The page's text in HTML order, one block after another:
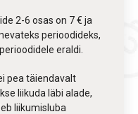
2-6 osas on 7 € ja
perioodideks,
eraldi.
pea täiendavalt
liikuda läbi alade,
liikumisluba